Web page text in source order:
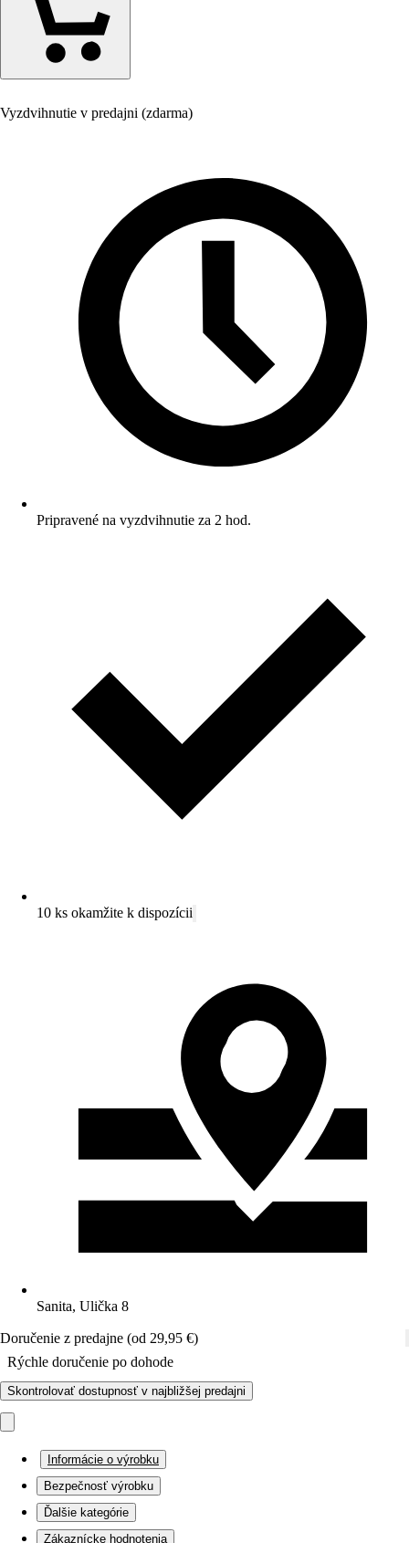
Vyzdvihnutie v predajni (zdarma)
Pripravené na vyzdvihnutie za 2 hod.
10 ks okamžite k dispozícii
Sanita, Ulička 8
Doručenie z predajne (od 29,95 €)
Rýchle doručenie po dohode
Skontrolovať dostupnosť v najbližšej predajni
Informácie o výrobku
Bezpečnosť výrobku
Ďalšie kategórie
Zákaznícke hodnotenia